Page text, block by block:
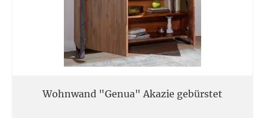
Wohnwand "Genua" Akazie gebürstet